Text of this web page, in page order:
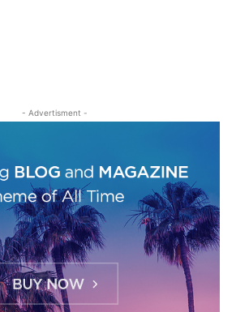
- Advertisment -